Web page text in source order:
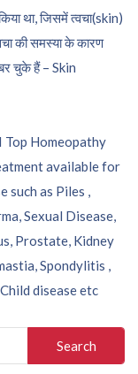
था, जिसमें त्वचा(skin)
की समस्या के कारण
चुके हैं – Skin
Homeopathy
available for
such as Piles ,
Sexual Disease,
Prostate, Kidney
Spondylitis ,
disease etc